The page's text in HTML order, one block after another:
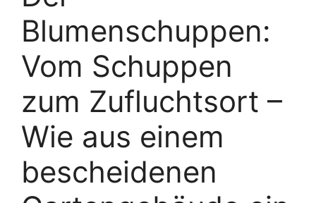
Blumenschuppen:
Vom Schuppen
zum Zufluchtsort –
Wie aus einem
bescheidenen